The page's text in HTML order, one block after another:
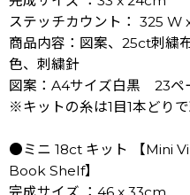
ステッチカウント： 325 W
商品内容：図案、25ct刺繍
色、刺繍針
図案：A4サイズ白黒 23ペ
※キットの糸は1目1本どり
●ミニ 18ct キット 【Mini
Book Shelf】